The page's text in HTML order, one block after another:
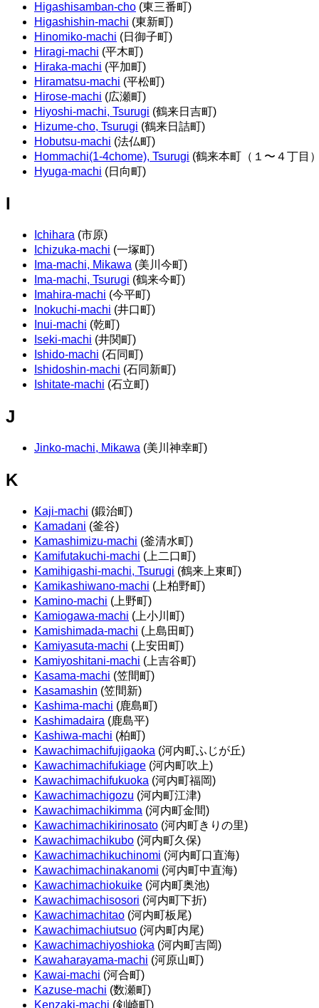
Higashisamban-cho (東三番町)
Higashishin-machi (東新町)
Hinomiko-machi (日御子町)
Hiragi-machi (平木町)
Hiraka-machi (平加町)
Hiramatsu-machi (平松町)
Hirose-machi (広瀬町)
Hiyoshi-machi, Tsurugi (鶴来日吉町)
Hizume-cho, Tsurugi (鶴来日詰町)
Hobutsu-machi (法仏町)
Hommachi(1-4chome), Tsurugi (鶴来本町（１〜４丁目
Hyuga-machi (日向町)
I
Ichihara (市原)
Ichizuka-machi (一塚町)
Ima-machi, Mikawa (美川今町)
Ima-machi, Tsurugi (鶴来今町)
Imahira-machi (今平町)
Inokuchi-machi (井口町)
Inui-machi (乾町)
Iseki-machi (井関町)
Ishido-machi (石同町)
Ishidoshin-machi (石同新町)
Ishitate-machi (石立町)
J
Jinko-machi, Mikawa (美川神幸町)
K
Kaji-machi (鍛治町)
Kamadani (釜谷)
Kamashimizu-machi (釜清水町)
Kamifutakuchi-machi (上二口町)
Kamihigashi-machi, Tsurugi (鶴来上東町)
Kamikashiwano-machi (上柏野町)
Kamino-machi (上野町)
Kamiogawa-machi (上小川町)
Kamishimada-machi (上島田町)
Kamiyasuta-machi (上安田町)
Kamiyoshitani-machi (上吉谷町)
Kasama-machi (笠間町)
Kasamashin (笠間新)
Kashima-machi (鹿島町)
Kashimadaira (鹿島平)
Kashiwa-machi (柏町)
Kawachimachifujigaoka (河内町ふじが丘)
Kawachimachifukiage (河内町吹上)
Kawachimachifukuoka (河内町福岡)
Kawachimachigozu (河内町江津)
Kawachimachikimma (河内町金間)
Kawachimachikirinosato (河内町きりの里)
Kawachimachikubo (河内町久保)
Kawachimachikuchinomi (河内町口直海)
Kawachimachinakanomi (河内町中直海)
Kawachimachiokuike (河内町奥池)
Kawachimachisosori (河内町下折)
Kawachimachitao (河内町板尾)
Kawachimachiutsuo (河内町内尾)
Kawachimachiyoshioka (河内町吉岡)
Kawaharayama-machi (河原山町)
Kawai-machi (河合町)
Kazuse-machi (数瀬町)
Kenzaki-machi (剣崎町)